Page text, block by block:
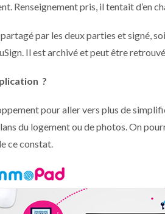
Renseignement pris, il tentait d’en
par les deux parties et signé,
Il est archivé et peut être retrouvé
?
pour aller vers plus de
du logement ou de photos. On
ce constat.